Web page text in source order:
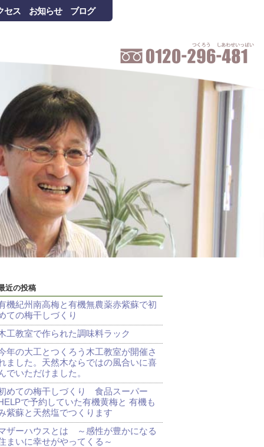
セス お知らせ ブログ
近の投稿
機紀州南高梅と有機無農薬赤紫蘇で初
ての梅干しづくり
工教室で作られた調味料ラック
年の大工とつくろう木工教室が開催さ
ました。天然木ならではの風合いに喜
でいただけました。
めての梅干しづくり 食品スーパー
で予約していた有機黄梅と 有機も
紫蘇と天然塩でつくります
ザーハウスとは ～感性が豊かになる
まいに幸せがやってくる～